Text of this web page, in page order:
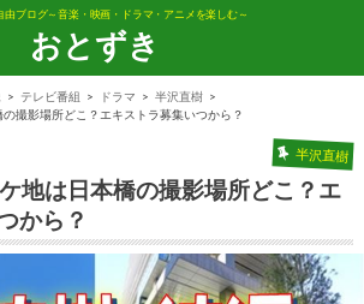
由ブログ～音楽・映画・ドラマ・アニメを楽しむ～
おとずき
テレビ番組 ドラマ
半沢直樹
撮影場所どこ？エキストラ募集いつから？
半沢直樹
地は日本橋の撮影場所どこ？エ
から？